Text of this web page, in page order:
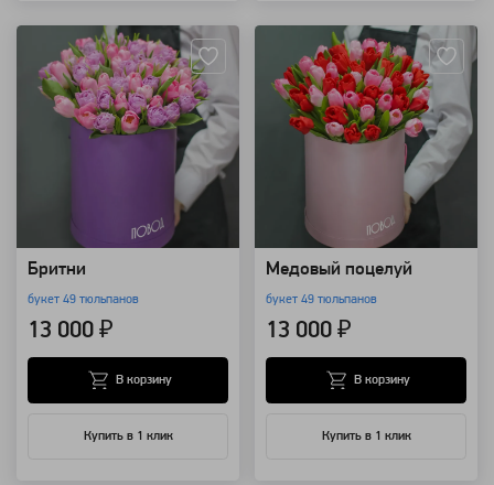
Бритни
букет 49 тюльпанов
13 000 ₽
Купить в 1 клик
В корзину
Медовый поцелуй
букет 49 тюльпанов
13 000 ₽
Купить в 1 клик
В корзину